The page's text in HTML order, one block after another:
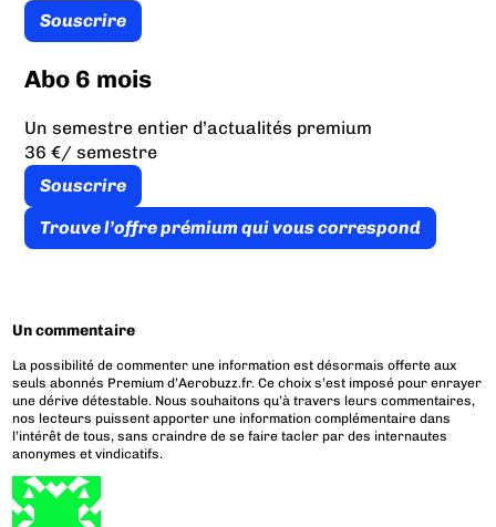
Souscrire
Abo 6 mois
Un semestre entier d’actualités premium
36 €/ semestre
Souscrire
Trouve l’offre prémium qui vous correspond
Un commentaire
La possibilité de commenter une information est désormais offerte aux
seuls abonnés Premium d’Aerobuzz.fr. Ce choix s’est imposé pour enrayer
une dérive détestable. Nous souhaitons qu’à travers leurs commentaires,
nos lecteurs puissent apporter une information complémentaire dans
l’intérêt de tous, sans craindre de se faire tacler par des internautes
anonymes et vindicatifs.